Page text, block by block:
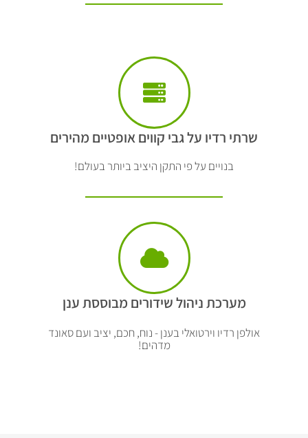
שרתי רדיו על גבי קווים אופטיים מהירים
בנויים על פי התקן היציב ביותר בעולם!
מערכת ניהול שידורים מבוססת ענן
אולפן רדיו וירטואלי בענן - נוח, חכם, יציב ועם סאונד
מדהים!